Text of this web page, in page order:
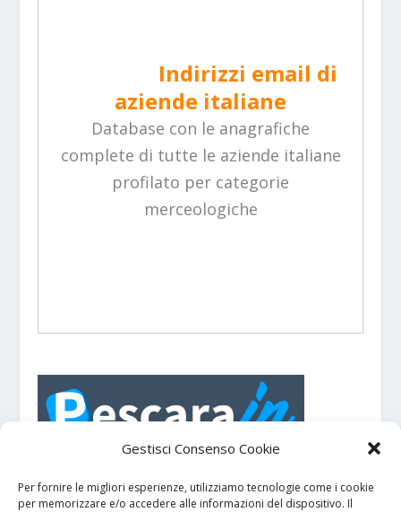
Gestisci Consenso Cookie
Per fornire le migliori esperienze, utilizziamo tecnologie come i cookie
per memorizzare e/o accedere alle informazioni del dispositivo. Il
Indirizzi email di
aziende italiane
Database con le anagrafiche
complete di tutte le aziende italiane
profilato per categorie
merceologiche
manifestazioni suPescarae dintorni.